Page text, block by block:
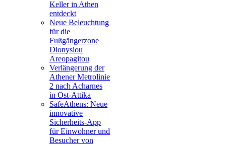
Keller in Athen
entdeckt
Neue Beleuchtung
für die
Fußgängerzone
Dionysiou
Areopagitou
Verlängerung der
Athener Metrolinie
2 nach Acharnes
in Ost-Attika
SafeAthens: Neue
innovative
Sicherheits-App
für Einwohner und
Besucher von